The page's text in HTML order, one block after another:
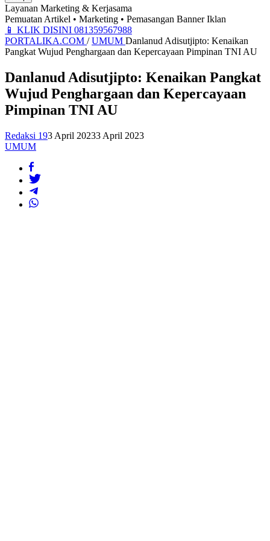
Layanan Marketing & Kerjasama
Pemuatan Artikel • Marketing • Pemasangan Banner Iklan
📱 KLIK DISINI 081359567988
PORTALIKA.COM / UMUM Danlanud Adisutjipto: Kenaikan
Pangkat Wujud Penghargaan dan Kepercayaan Pimpinan TNI AU
Danlanud Adisutjipto: Kenaikan Pangkat
Wujud Penghargaan dan Kepercayaan
Pimpinan TNI AU
Redaksi 193 April 20233 April 2023
UMUM